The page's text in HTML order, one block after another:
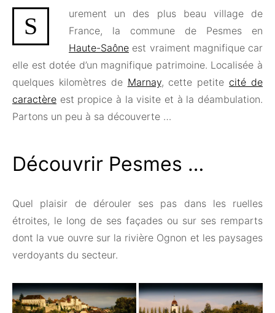
S
urement un des plus beau village de
France, la commune de Pesmes en
Haute-Saône est vraiment magnifique car
elle est dotée d’un magnifique patrimoine. Localisée à
quelques kilomètres de Marnay, cette petite cité de
caractère est propice à la visite et à la déambulation.
Partons un peu à sa découverte …
Découvrir Pesmes …
Quel plaisir de dérouler ses pas dans les ruelles
étroites, le long de ses façades ou sur ses remparts
dont la vue ouvre sur la rivière Ognon et les paysages
verdoyants du secteur.